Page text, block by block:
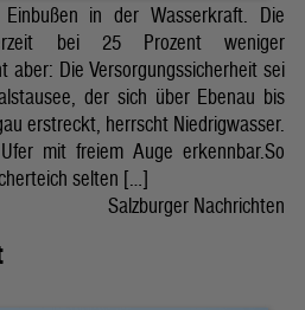
in der Wasserkraft. Die
bei 25 Prozent weniger
aber: Die Versorgungssicherheit sei
der sich über Ebenau bis
erstreckt, herrscht Niedrigwasser.
mit freiem Auge erkennbar.So
selten […]
Salzburger Nachrichten